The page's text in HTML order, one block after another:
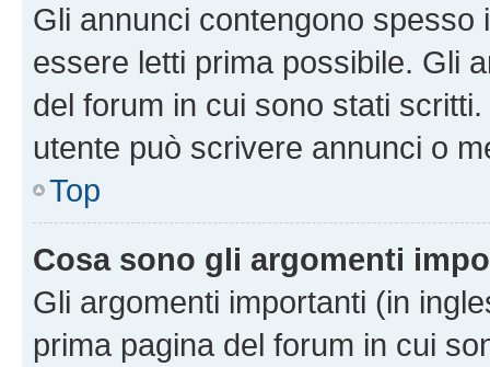
Gli annunci contengono
essere letti prima possibile. Gli
del forum in cui sono stati
utente può scrivere annunci o
Top
Cosa sono gli argomenti
Gli argomenti importanti (in
prima pagina del forum in cui